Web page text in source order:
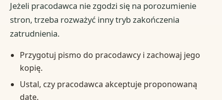
Jeżeli pracodawca nie zgodzi się na porozumienie
stron, trzeba rozważyć inny tryb zakończenia
zatrudnienia.
Przygotuj pismo do pracodawcy i zachowaj jego
kopię.
Ustal, czy pracodawca akceptuje proponowaną
datę.